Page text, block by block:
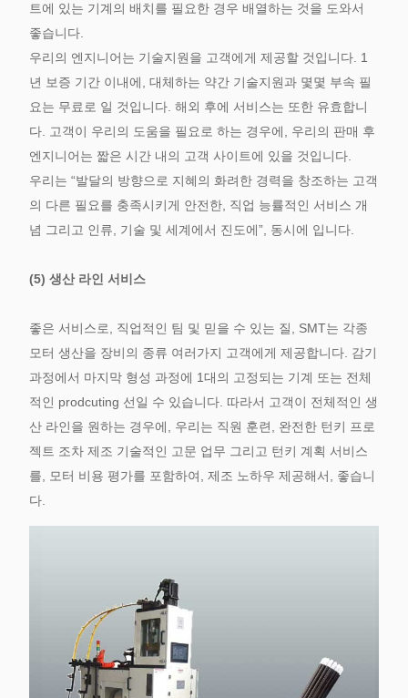
트에 있는 기계의 배치를 필요한 경우 배열하는 것을 도와서
좋습니다.
우리의 엔지니어는 기술지원을 고객에게 제공할 것입니다. 1
년 보증 기간 이내에, 대체하는 약간 기술지원과 몇몇 부속 필
요는 무료로 일 것입니다. 해외 후에 서비스는 또한 유효합니
다. 고객이 우리의 도움을 필요로 하는 경우에, 우리의 판매 후
엔지니어는 짧은 시간 내의 고객 사이트에 있을 것입니다.
우리는 “발달의 방향으로 지혜의 화려한 경력을 창조하는 고객
의 다른 필요를 충족시키게 안전한, 직업 능률적인 서비스 개
념 그리고 인류, 기술 및 세계에서 진도에”, 동시에 입니다.
(5) 생산 라인 서비스
좋은 서비스로, 직업적인 팀 및 믿을 수 있는 질, SMT는 각종
모터 생산을 장비의 종류 여러가지 고객에게 제공합니다. 감기
과정에서 마지막 형성 과정에 1대의 고정되는 기계 또는 전체
적인 prodcuting 선일 수 있습니다. 따라서 고객이 전체적인 생
산 라인을 원하는 경우에, 우리는 직원 훈련, 완전한 턴키 프로
젝트 조차 제조 기술적인 고문 업무 그리고 턴키 계획 서비스
를, 모터 비용 평가를 포함하여, 제조 노하우 제공해서, 좋습니
다.